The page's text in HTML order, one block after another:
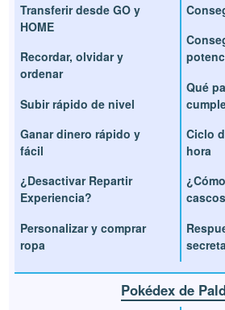
Transferir desde GO y
HOME
Recordar, olvidar y
ordenar
Subir rápido de nivel
Ganar dinero rápido y
fácil
¿Desactivar Repartir
Experiencia?
Personalizar y comprar
ropa
Qué
Ciclo
hora
secreta
Pokédex de